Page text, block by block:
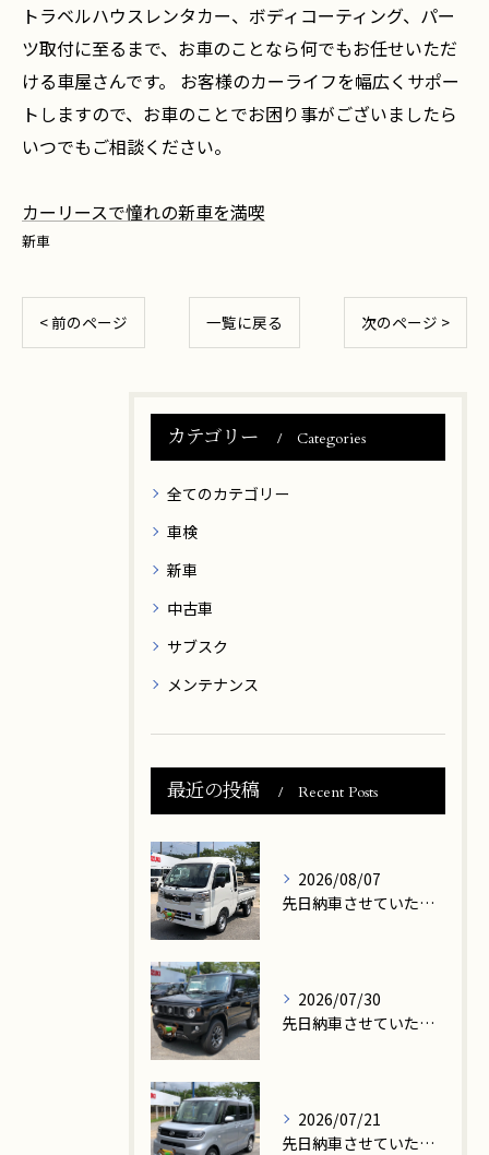
トラベルハウスレンタカー、ボディコーティング、パー
ツ取付に至るまで、お車のことなら何でもお任せいただ
ける車屋さんです。 お客様のカーライフを幅広くサポー
トしますので、お車のことでお困り事がございましたら
いつでもご相談ください。
カーリースで憧れの新車を満喫
新車
< 前のページ 一覧に戻る 次のページ >
カテゴリー Categories
全てのカテゴリー
車検
新車
中古車
サブスク
メンテナンス
最近の投稿 Recent Posts
2026/08/07
先日納車させていただきましたお客様は、大津市在住のN様です。
2026/07/30
先日納車させていただきましたお客様は、高島市在住のM様です。
2026/07/21
先日納車させていただきましたお客様は、大津市在住のK様です。